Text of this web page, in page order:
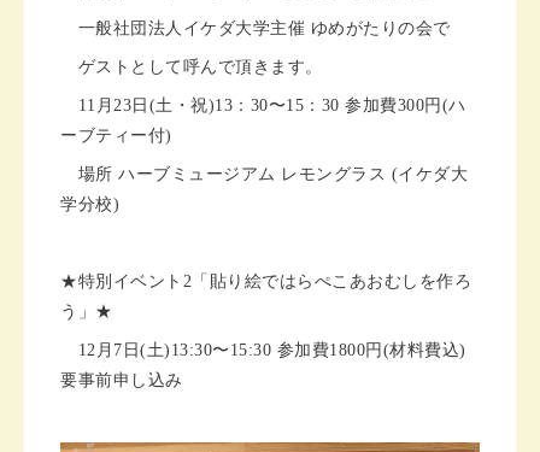
一般社団法人イケダ大学主催 ゆめがたりの会で
ゲストとして呼んで頂きます。
11月23日(土・祝)13：30〜15：30 参加費300円(ハ
ーブティー付)
場所 ハーブミュージアム レモングラス (イケダ大
学分校)
★特別イベント2「貼り絵ではらぺこあおむしを作ろ
う」★
12月7日(土)13:30〜15:30 参加費1800円(材料費込)
要事前申し込み